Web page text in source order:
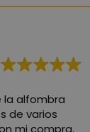
la alfombra
de varios
mi compra.